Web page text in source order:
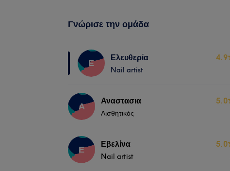
Γνώρισε την ομάδα
Ε Ελευθερία
Nail artist
4.9
Α Αναστασια
Αισθητικός
5.0
Ε Εβελίνα
Nail artist
5.0